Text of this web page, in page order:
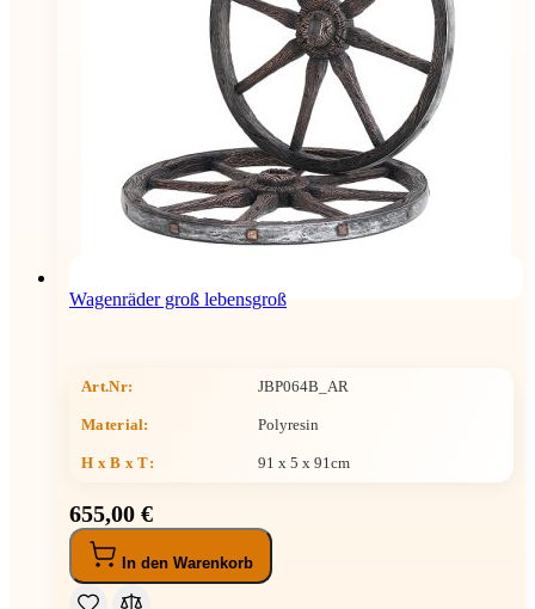
Wagenräder groß lebensgroß
Art.Nr: JBP064B_AR
Material: Polyresin
H x B x T: 91 x 5 x 91cm
655,00 €
In den Warenkorb